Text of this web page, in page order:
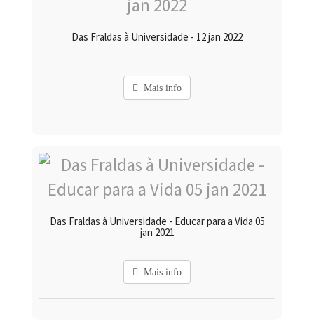
Das Fraldas à Universidade - 12 jan 2022
Mais info
Das Fraldas à Universidade - Educar para a Vida 05
jan 2021
Mais info